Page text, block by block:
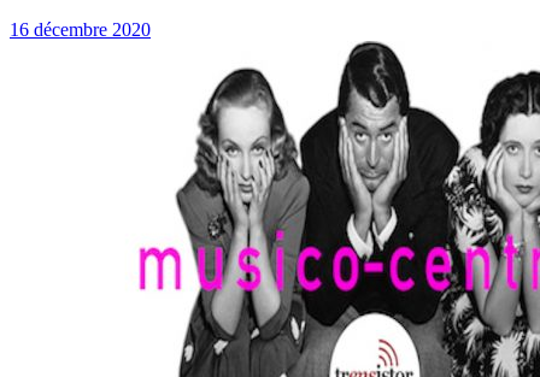
16 décembre 2020